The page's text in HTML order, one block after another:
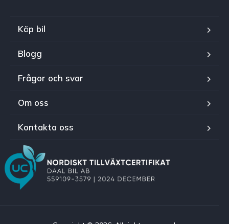
Köp bil
Blogg
Frågor och svar
Om oss
Kontakta oss